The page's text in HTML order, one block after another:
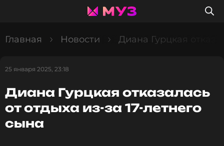
Главная Новости Диана Гурцкая
25 января 2025, 23:18
Диана Гурцкая отказалась
от отдыха из-за 17-летнего
сына